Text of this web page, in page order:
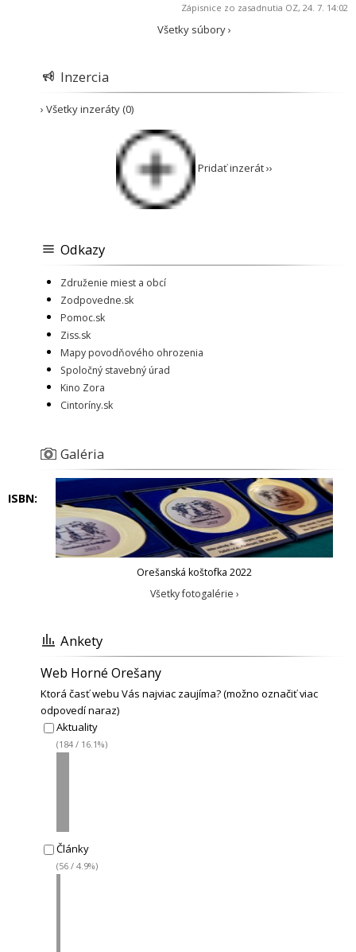
ISBN:
Zápisnice zo zasadnutia OZ, 24. 7. 14:02
Všetky súbory ›
Inzercia
› Všetky inzeráty (0)
Pridať inzerát ››
Odkazy
Združenie miest a obcí
Zodpovedne.sk
Pomoc.sk
Ziss.sk
Mapy povodňového ohrozenia
Spoločný stavebný úrad
Kino Zora
Cintoríny.sk
Galéria
Orešanská koštofka 2022
Všetky fotogalérie ›
Ankety
Web Horné Orešany
Ktorá časť webu Vás najviac zaujíma? (možno označiť viac
odpovedí naraz)
Aktuality
(184 / 16.1%)
Články
(56 / 4.9%)